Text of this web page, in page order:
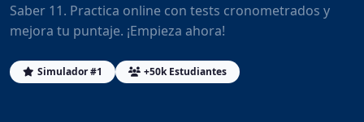
Saber 11. Practica online con tests cronometrados y
mejora tu puntaje. ¡Empieza ahora!
Simulador #1 +50k Estudiantes